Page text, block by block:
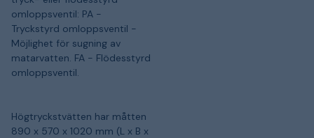
omloppsventil: PA -
Tryckstyrd omloppsventil -
Möjlighet för sugning av
matarvatten. FA - Flödesstyrd
omloppsventil.
Högtryckstvätten har måtten
890 x 570 x 1020 mm (L x B x